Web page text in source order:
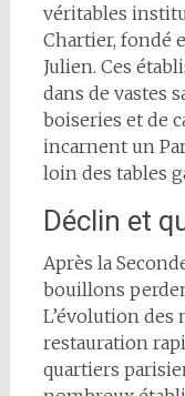
véritables
Chartier, fondé
Julien. Ces
dans de vastes
boiseries et de
incarnent un
loin des tables
Déclin et
Après la
bouillons
L’évolution des
restauration
quartiers